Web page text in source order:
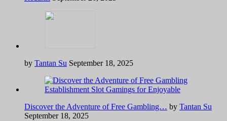
by Tantan Su September 18, 2025
Discover the Adventure of Free Gambling… by Tantan Su
September 18, 2025